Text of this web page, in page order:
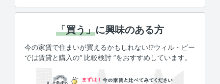
「買う」に興味のある方
今の家賃で住まいが買えるかもしれない!?ウィル・ビー
では賃貸と購入の“ 比較検討 ”をおすすめしています。